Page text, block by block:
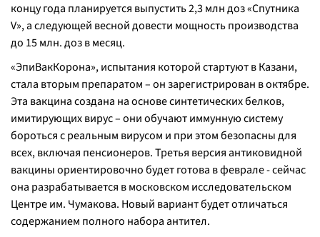
концу года планируется выпустить 2,3 млн доз «Спутника
V», а следующей весной довести мощность производства
до 15 млн. доз в месяц.
«ЭпиВакКорона», испытания которой стартуют в Казани,
стала вторым препаратом – он зарегистрирован в октябре.
Эта вакцина создана на основе синтетических белков,
имитирующих вирус – они обучают иммунную систему
бороться с реальным вирусом и при этом безопасны для
всех, включая пенсионеров. Третья версия антиковидной
вакцины ориентировочно будет готова в феврале - сейчас
она разрабатывается в московском исследовательском
Центре им. Чумакова. Новый вариант будет отличаться
содержанием полного набора антител.